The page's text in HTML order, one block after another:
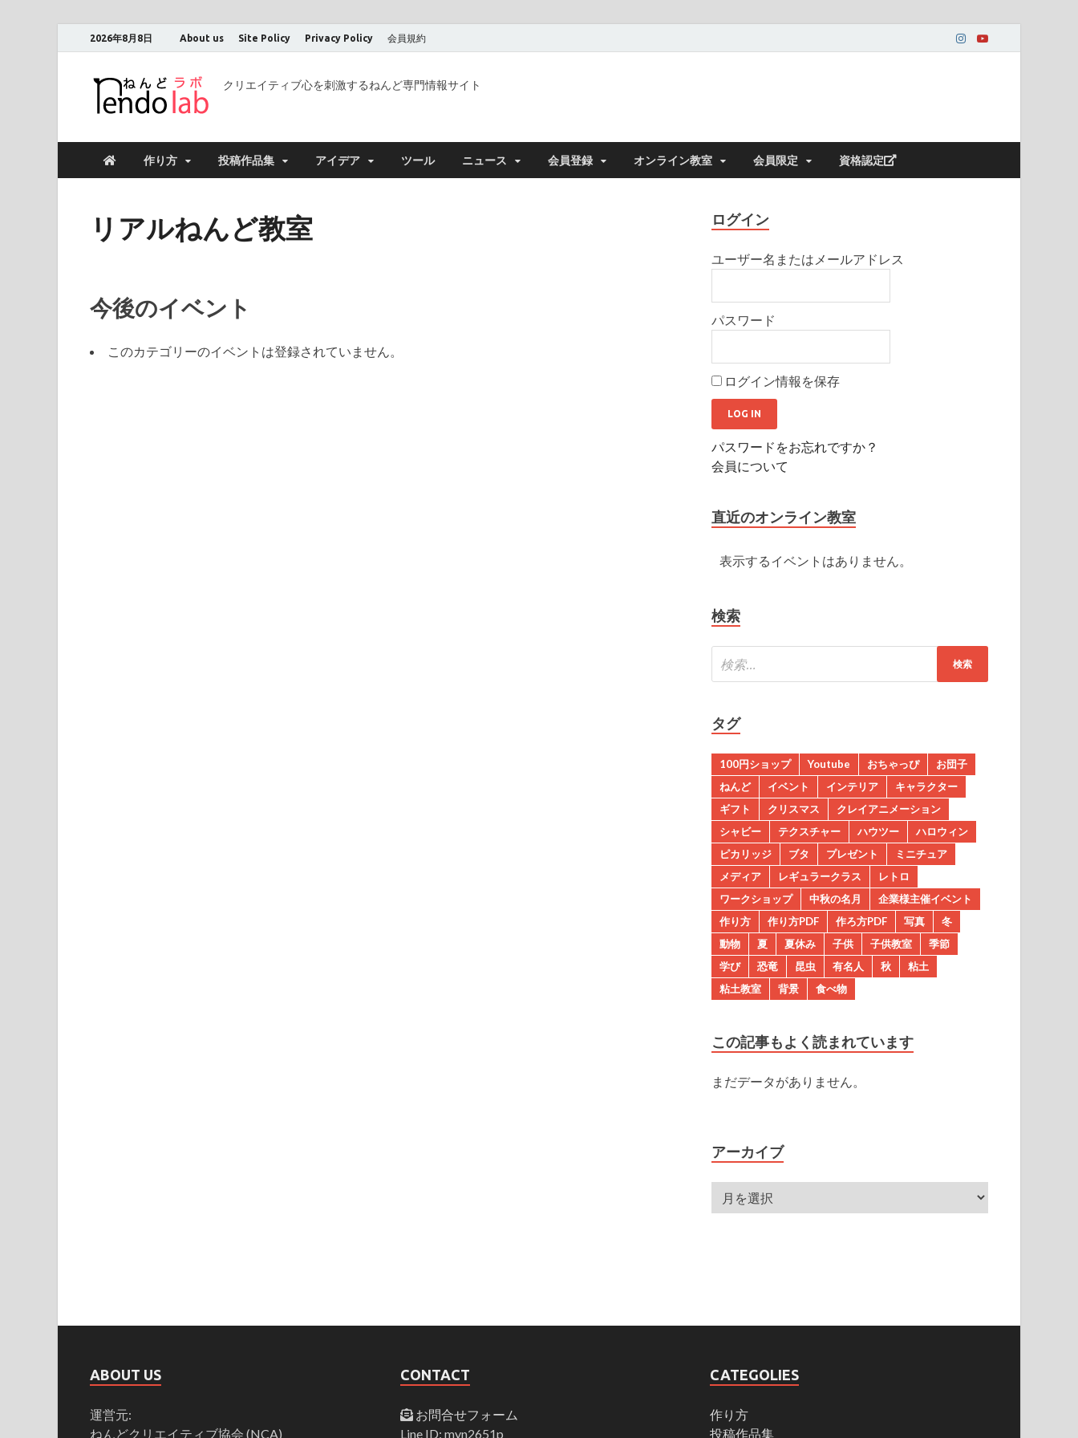
2026年8月8日 About us Site Policy Privacy Policy 会員規約
クリエイティブ心を刺激するねんど専門情報サイト
作り方 投稿作品集 アイデア ツール ニュース 会員登録 オンライン教室 会員限定 資格認定
リアルねんど教室
今後のイベント
このカテゴリーのイベントは登録されていません。
ログイン
ユーザー名またはメールアドレス
パスワード
ログイン情報を保存
パスワードをお忘れですか？
会員について
直近のオンライン教室
表示するイベントはありません。
検索
タグ
100円ショップ Youtube おちゃっぴ
お団子
ねんど
イベント インテリア
キャラクター
ギフト
クリスマス
クレイアニメーション
シャビー
テクスチャー ハウツー
ハロウィン
ピカリッジ
ブタ プレゼント
ミニチュア
メディア
レギュラークラス
レトロ
ワークショップ
中秋の名月
企業様主催イベント
作り方
作り方PDF 作ろ方PDF 写真
冬
動物
夏 夏休み 子供 子供教室
季節
学び
恐竜 昆虫 有名人 秋
粘土
粘土教室
背景 食べ物
この記事もよく読まれています
まだデータがありません。
アーカイブ
ABOUT US
運営元:
ねんどクリエイティブ協会 (NCA)
CONTACT
お問合せフォーム
Line ID: myn2651p
CATEGOLIES
作り方
投稿作品集